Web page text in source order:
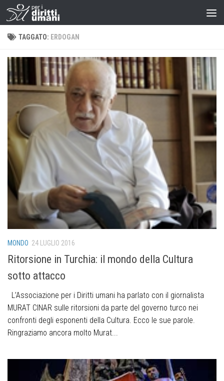
TAGGATO: ERDOGAN
MONDO 24 LUGLIO 2016
Ritorsione in Turchia: il mondo della Cultura
sotto attacco
L’Associazione per i Diritti umani ha parlato con il giornalista
MURAT CINAR sulle ritorsioni da parte del governo turco nei
confronti degli esponenti della Cultura. Ecco le sue parole.
Ringraziamo ancora molto Murat...